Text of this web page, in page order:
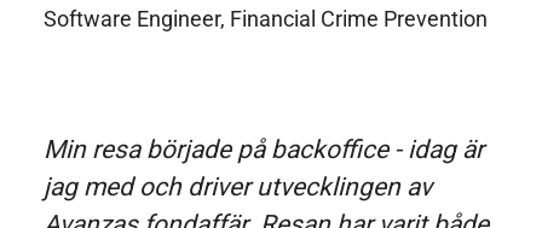
Software Engineer, Financial Crime Prevention
Min resa började på backoffice - idag är
jag med och driver utvecklingen av